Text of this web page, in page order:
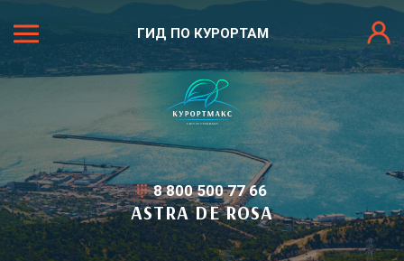
ГИД ПО КУРОРТАМ
8 800 500 77 66
ASTRA DE ROSA